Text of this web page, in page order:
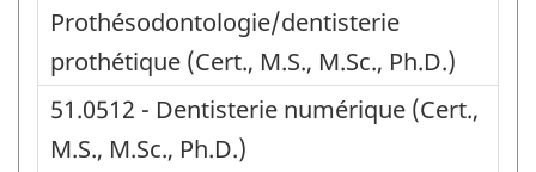
Prothésodontologie/dentisterie
prothétique (Cert., M.S., M.Sc., Ph.D.)
51.0512 - Dentisterie numérique (Cert.,
M.S., M.Sc., Ph.D.)